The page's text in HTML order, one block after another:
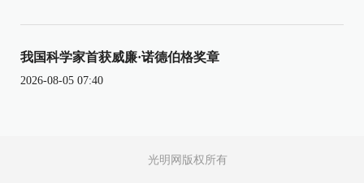
我国科学家首获威廉·诺德伯格奖章
2026-08-05 07:40
光明网版权所有